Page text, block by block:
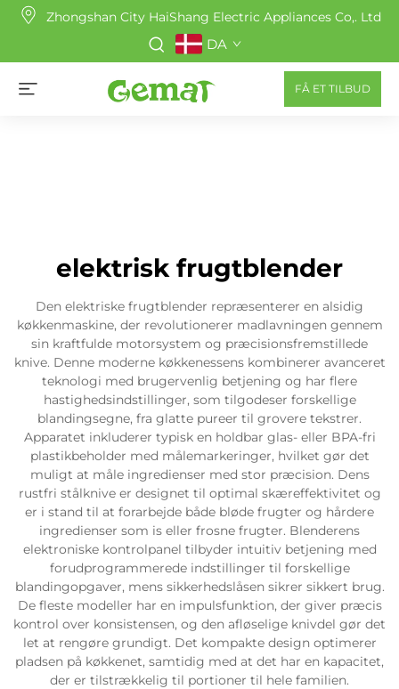
Zhongshan City HaiShang Electric Appliances Co,. Ltd
DA
FÅ ET TILBUD
elektrisk frugtblender
Den elektriske frugtblender repræsenterer en alsidig
køkkenmaskine, der revolutionerer madlavningen gennem
sin kraftfulde motorsystem og præcisionsfremstillede
knive. Denne moderne køkkenessens kombinerer avanceret
teknologi med brugervenlig betjening og har flere
hastighedsindstillinger, som tilgodeser forskellige
blandingsegne, fra glatte pureer til grovere tekstrer.
Apparatet inkluderer typisk en holdbar glas- eller BPA-fri
plastikbeholder med målemarkeringer, hvilket gør det
muligt at måle ingredienser med stor præcision. Dens
rustfri stålknive er designet til optimal skæreffektivitet og
er i stand til at forarbejde både bløde frugter og hårdere
ingredienser som is eller frosne frugter. Blenderens
elektroniske kontrolpanel tilbyder intuitiv betjening med
forudprogrammerede indstillinger til forskellige
blandingopgaver, mens sikkerhedslåsen sikrer sikkert brug.
De fleste modeller har en impulsfunktion, der giver præcis
kontrol over konsistensen, og den afløselige knivdel gør det
let at rengøre grundigt. Det kompakte design optimerer
pladsen på køkkenet, samtidig med at det har en kapacitet,
der er tilstrækkelig til portioner til hele familien.